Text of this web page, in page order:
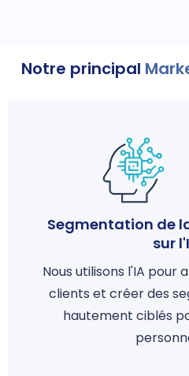
Notre principal
Segmentation de
sur
Nous utilisons l'IA pour
clients et créer des
hautement ciblés